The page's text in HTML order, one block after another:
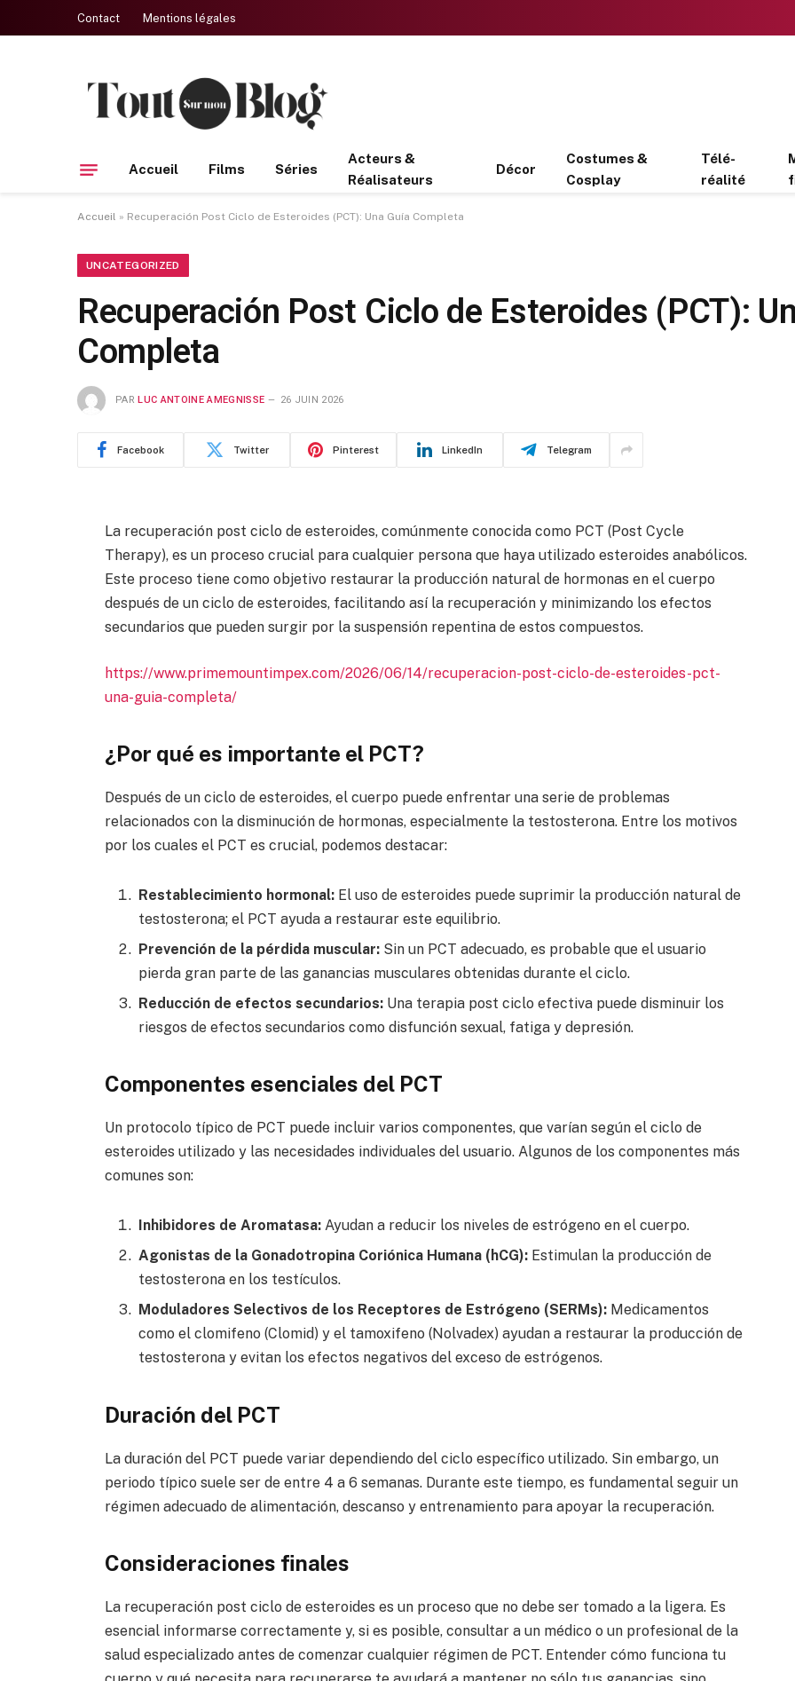
Contact Mentions légales
Accueil Films Séries
Acteurs &
Réalisateurs
Décor
Costumes &
Cosplay
Télé-
réalité
Accueil » Recuperación Post Ciclo de Esteroides (PCT): Una Guía Completa
UNCATEGORIZED
Recuperación Post Ciclo de Esteroides (PCT):
Completa
PAR LUC ANTOINE AMEGNISSE 26 JUIN 2026
Facebook Twitter Pinterest LinkedIn Telegram
La recuperación post ciclo de esteroides, comúnmente conocida como PCT (Post Cycle
Therapy), es un proceso crucial para cualquier persona que haya utilizado esteroides anabólicos.
Este proceso tiene como objetivo restaurar la producción natural de hormonas en el cuerpo
después de un ciclo de esteroides, facilitando así la recuperación y minimizando los efectos
secundarios que pueden surgir por la suspensión repentina de estos compuestos.
https://www.primemountimpex.com/2026/06/14/recuperacion-post-ciclo-de-esteroides-pct-
una-guia-completa/
¿Por qué es importante el PCT?
Después de un ciclo de esteroides, el cuerpo puede enfrentar una serie de problemas
relacionados con la disminución de hormonas, especialmente la testosterona. Entre los motivos
por los cuales el PCT es crucial, podemos destacar:
Restablecimiento hormonal:El uso de esteroides puede suprimir la producción natural de
testosterona; el PCT ayuda a restaurar este equilibrio.
Prevención de la pérdida muscular:Sin un PCT adecuado, es probable que el usuario
pierda gran parte de las ganancias musculares obtenidas durante el ciclo.
Reducción de efectos secundarios:Una terapia post ciclo efectiva puede disminuir los
riesgos de efectos secundarios como disfunción sexual, fatiga y depresión.
Componentes esenciales del PCT
Un protocolo típico de PCT puede incluir varios componentes, que varían según el ciclo de
esteroides utilizado y las necesidades individuales del usuario. Algunos de los componentes más
comunes son:
Inhibidores de Aromatasa:Ayudan a reducir los niveles de estrógeno en el cuerpo.
Agonistas de la Gonadotropina Coriónica Humana (hCG):Estimulan la producción de
testosterona en los testículos.
Moduladores Selectivos de los Receptores de Estrógeno (SERMs):Medicamentos
como el clomifeno (Clomid) y el tamoxifeno (Nolvadex) ayudan a restaurar la producción de
testosterona y evitan los efectos negativos del exceso de estrógenos.
Duración del PCT
La duración del PCT puede variar dependiendo del ciclo específico utilizado. Sin embargo, un
periodo típico suele ser de entre 4 a 6 semanas. Durante este tiempo, es fundamental seguir un
régimen adecuado de alimentación, descanso y entrenamiento para apoyar la recuperación.
Consideraciones finales
La recuperación post ciclo de esteroides es un proceso que no debe ser tomado a la ligera. Es
esencial informarse correctamente y, si es posible, consultar a un médico o un profesional de la
salud especializado antes de comenzar cualquier régimen de PCT. Entender cómo funciona tu